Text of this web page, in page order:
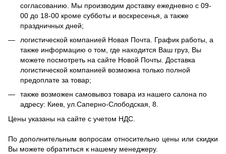
согласованию. Мы производим доставку ежедневно с 09-
00 до 18-00 кроме субботы и воскресенья, а также
праздничных дней;
логистической компанией Новая Почта. График работы, а
также информацию о том, где находится Ваш груз, Вы
можете посмотреть на сайте Новой Почты. Доставка
логистической компанией возможна только полной
предоплате за товар;
также возможен самовывоз товара из нашего салона по
адресу: Киев, ул.Саперно-Слободская, 8.
Цены указаны на сайте с учетом НДС.
По дополнительным вопросам относительно цены или скидки
Вы можете обратиться к нашему менеджеру.